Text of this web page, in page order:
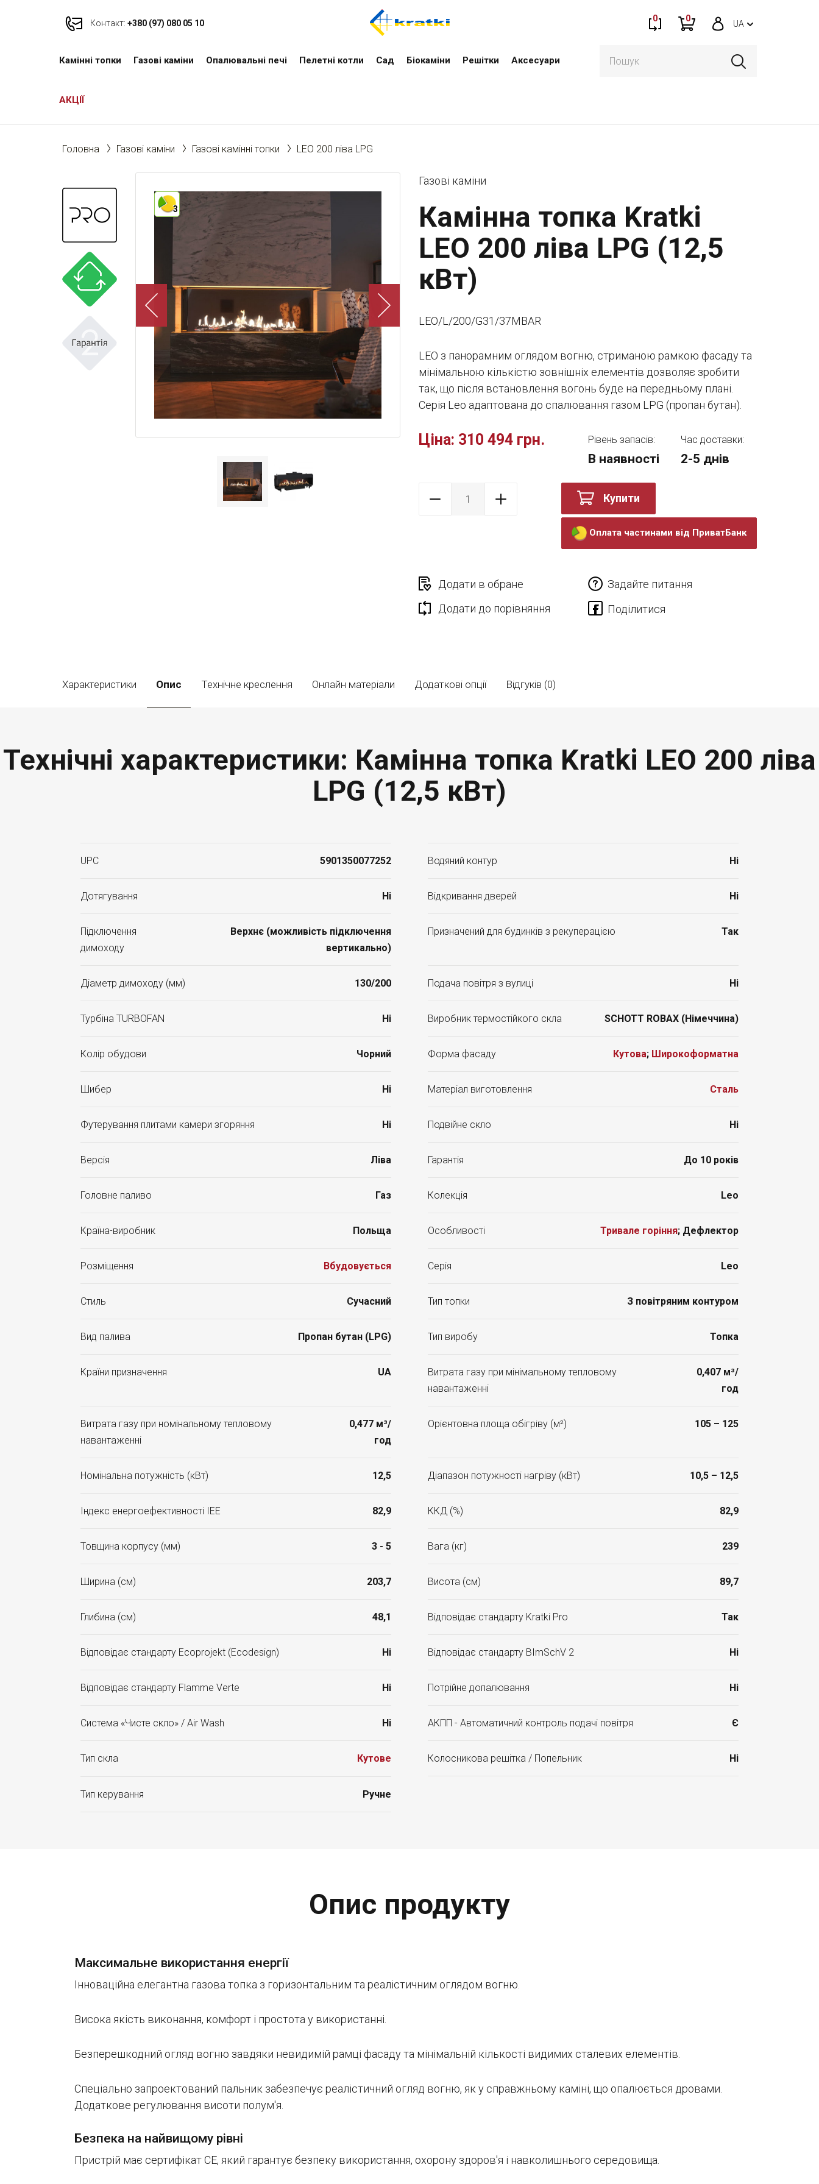
Контакт: +380 (97) 080 05 10 0 0
UA
Камінні топки Газові каміни Опалювальні печі Пелетні котли Cад Біокаміни Решітки Аксесуари
АКЦІЇ
Головна Газові каміни Газові камінні топки LEO 200 ліва LPG
3
Газові каміни
Камінна топка Kratki
LEO 200 ліва LPG (12,5
кВт)
LEO/L/200/G31/37MBAR
LEO з панорамним оглядом вогню, стриманою рамкою фасаду та
мінімальною кількістю зовнішніх елементів дозволяє зробити
так, що після встановлення вогонь буде на передньому плані.
Серія Leo адаптована до спалювання газом LPG (пропан бутан).
Ціна: 310 494 грн. Рівень запасів:
В наявності
Час доставки:
2-5 днів
Купити
Оплата частинами від ПриватБанк
Додати в обране
Задайте питання
Додати до порівняння
Характеристики Опис Технічне креслення Онлайн матеріали Додаткові опції Відгуків (0)
Технічні характеристики: Камінна топка Kratki LEO 200 ліва
LPG (12,5 кВт)
UPC 5901350077252 Водяний контур Ні
Дотягування Ні Відкривання дверей Ні
Підключення
димоходу
Верхнє (можливість підключення
вертикально)
Призначений для будинків з рекуперацією Так
Діаметр димоходу (мм) 130/200 Подача повітря з вулиці Ні
Турбіна TURBOFAN Ні Виробник термостійкого скла SCHOTT ROBAX (Німеччина)
Колір обудови Чорний Форма фасаду Кутова; Широкоформатна
Шибер Ні Матеріал виготовлення Сталь
Футерування плитами камери згоряння Ні Подвійне скло Ні
Версія Ліва Гарантія До 10 років
Головне паливо Газ Колекція Leo
Країна-виробник Польща Особливості Тривале горіння; Дефлектор
Розміщення Вбудовується Серія Leo
Стиль Сучасний Тип топки З повітряним контуром
Вид палива Пропан бутан (LPG) Тип виробу Топка
Країни призначення UA
Витрата газу при мінімальному тепловому
навантаженні
0,407 м³/
год
Витрата газу при номінальному тепловому
навантаженні
0,477 м³/
год
Орієнтовна площа обігріву (м²) 105 – 125
Номінальна потужність (кВт) 12,5 Діапазон потужності нагріву (кВт) 10,5 – 12,5
Індекс енергоефективності ІЕЕ 82,9 ККД (%) 82,9
Товщина корпусу (мм) 3 - 5 Вага (кг) 239
Ширина (см) 203,7 Висота (см) 89,7
Глибина (см) 48,1 Відповідає стандарту Kratki Pro Так
Відповідає стандарту Ecoprojekt (Ecodesign) Ні Відповідає стандарту BImSchV 2 Ні
Відповідає стандарту Flamme Verte Ні Потрійне допалювання Ні
Система «Чисте скло» / Air Wash Ні АКПП - Автоматичний контроль подачі повітря Є
Тип скла Кутове Колосникова решітка / Попельник Ні
Тип керування Ручне
Опис продукту
Максимальне використання енергії
Інноваційна елегантна газова топка з горизонтальним та реалістичним оглядом вогню.
Висока якість виконання, комфорт і простота у використанні.
Безперешкодний огляд вогню завдяки невидимій рамці фасаду та мінімальній кількості видимих сталевих елементів.
Спеціально запроектований пальник забезпечує реалістичний огляд вогню, як у справжньому каміні, що опалюється дровами.
Додаткове регулювання висоти полум'я.
Безпека на найвищому рівні
Пристрій має сертифікат СЕ, який гарантує безпеку використання, охорону здоров'я і навколишнього середовища.